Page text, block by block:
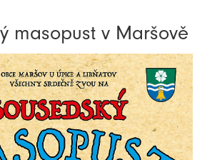
masopust v Maršově